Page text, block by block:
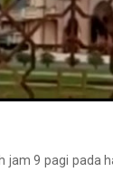
jam 9 pagi pada